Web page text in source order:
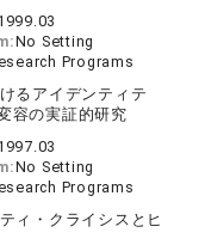
No Setting
Programs
るアイデンティテ
容の実証的研究
No Setting
Programs
ィ・クライシスとヒ